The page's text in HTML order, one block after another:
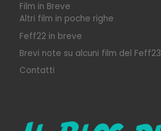
Film in Breve
Altri film in poche righe
Feff22 in breve
Brevi note su alcuni film del Feff23
Contatti